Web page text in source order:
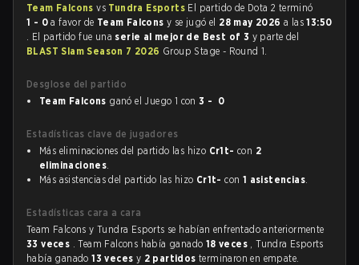
Team Falconsvs Tundra Esports El partido de Dota 2 terminó
1 - 0 a favor de Team Falconsy se jugó el 28 may 2026a las13:50
. El partido fue una serie al mejor de Best of 3 y parte del
BLAST Slam Season 7 2026 Group Stage - Round 1.
Desglose del partido
Team Falcons ganó el Juego 1 con3 - 0
Estadísticas clave de jugadores
Más eliminaciones del partido las hizo Cr1t- con 2
eliminaciones.
Más asistencias del partido las hizo Cr1t- con 1 asistencias.
Estadísticas cara a cara
Team Falcons y Tundra Esports se habían enfrentado anteriormente
33 veces . Team Falcons había ganado 18 veces , Tundra Esports
había ganado13 veces y 2 partidosterminaron en empate.